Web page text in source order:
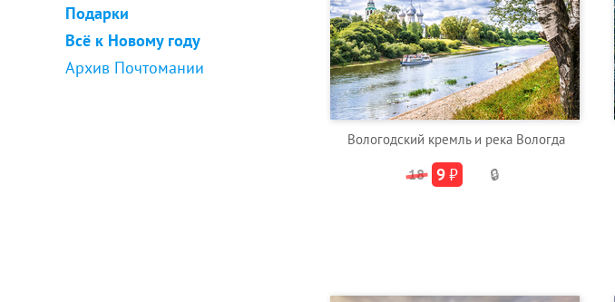
Подарки
Всё к Новому году
Архив Почтомании
Вологодский кремль и река Вологда
18 9₽ 🔒